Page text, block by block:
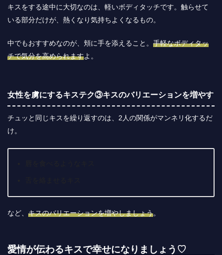
キスをする途中に大切なのは、軽いボディタッチです。触らせて
いる部分だけが、熱くなり気持ちよくなるもの。
中でもおすすめなのが、頬に手を添えること。 手軽なボディタッ
チで気分を高められますよ。
女性を虜にするキステク③キスのバリエーションを増やす
チュッと同じキスを繰り返すのは、2人の関係がマンネリ化するだ
け。
など、 キスのバリエーションを増やしましょう。
愛情が伝わるキスで幸せになりましょう♡